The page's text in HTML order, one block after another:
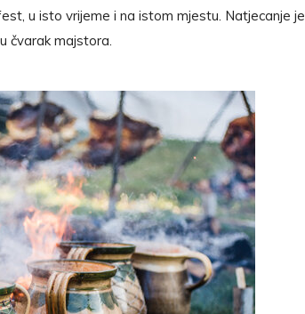
u isto vrijeme i na istom mjestu. Natjecanje je
čvarak majstora.